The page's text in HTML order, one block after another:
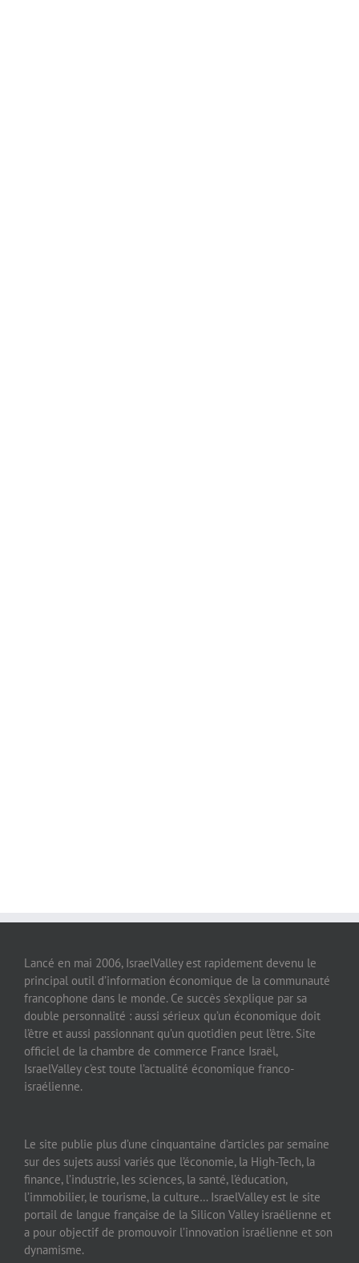
Lancé en mai 2006, IsraelValley est rapidement devenu le
principal outil d’information économique de la communauté
francophone dans le monde. Ce succès s’explique par sa
double personnalité : aussi sérieux qu’un économique doit
l’être et aussi passionnant qu’un quotidien peut l’être. Site
officiel de la chambre de commerce France Israël,
IsraelValley c’est toute l’actualité économique franco-
israélienne.
Le site publie plus d’une cinquantaine d’articles par semaine
sur des sujets aussi variés que l’économie, la High-Tech, la
finance, l’industrie, les sciences, la santé, l’éducation,
l’immobilier, le tourisme, la culture… IsraelValley est le site
portail de langue française de la Silicon Valley israélienne et
a pour objectif de promouvoir l’innovation israélienne et son
dynamisme.